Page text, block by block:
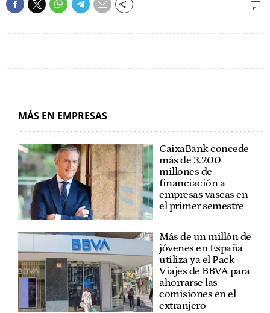
MÁS EN EMPRESAS
CaixaBank concede
más de 3.200
millones de
financiación a
empresas vascas en
el primer semestre
Más de un millón de
jóvenes en España
utiliza ya el Pack
Viajes de BBVA para
ahorrarse las
comisiones en el
extranjero